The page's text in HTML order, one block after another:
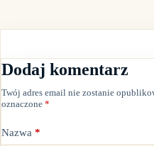
Dodaj komentarz
Twój adres email nie zostanie
oznaczone *
Nazwa *